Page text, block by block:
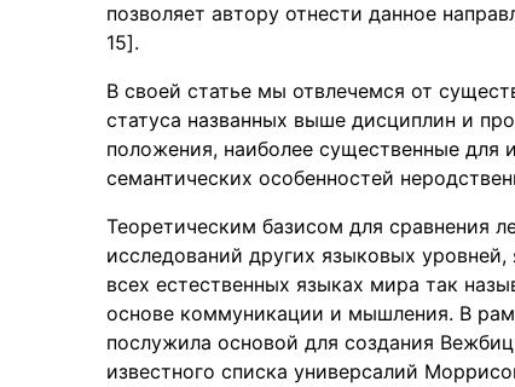
позволяет автору отнести данное
15].
В своей статье мы отвлечемся от
статуса названных выше дисциплин и
положения, наиболее существенные для
семантических особенностей
Теоретическим базисом для сравнения
исследований других языковых
всех естественных языках мира так
основе коммуникации и мышления. В
послужила основой для создания
известного списка универсалий